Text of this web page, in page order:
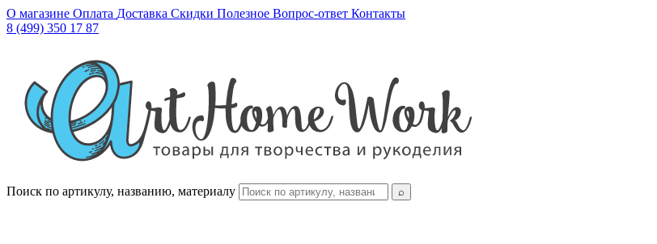
О магазине Оплата Доставка Скидки Полезное Вопрос-ответ Контакты
8 (499) 350 17 87
Поиск по артикулу, названию, материалу ⌕